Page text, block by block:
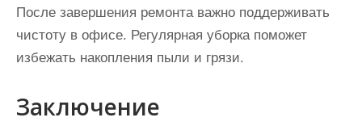
После завершения ремонта важно поддерживать
чистоту в офисе. Регулярная уборка поможет
избежать накопления пыли и грязи.
Заключение